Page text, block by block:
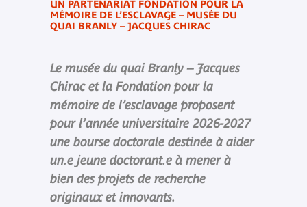
UN PARTENARIAT FONDATION POUR LA
MÉMOIRE DE L’ESCLAVAGE – MUSÉE DU
QUAI BRANLY – JACQUES CHIRAC
Le musée du quai Branly – Jacques
Chirac et la Fondation pour la
mémoire de l’esclavage proposent
pour l’année universitaire 2026-2027
une bourse doctorale destinée à aider
un.e jeune doctorant.e à mener à
bien des projets de recherche
originaux et innovants.